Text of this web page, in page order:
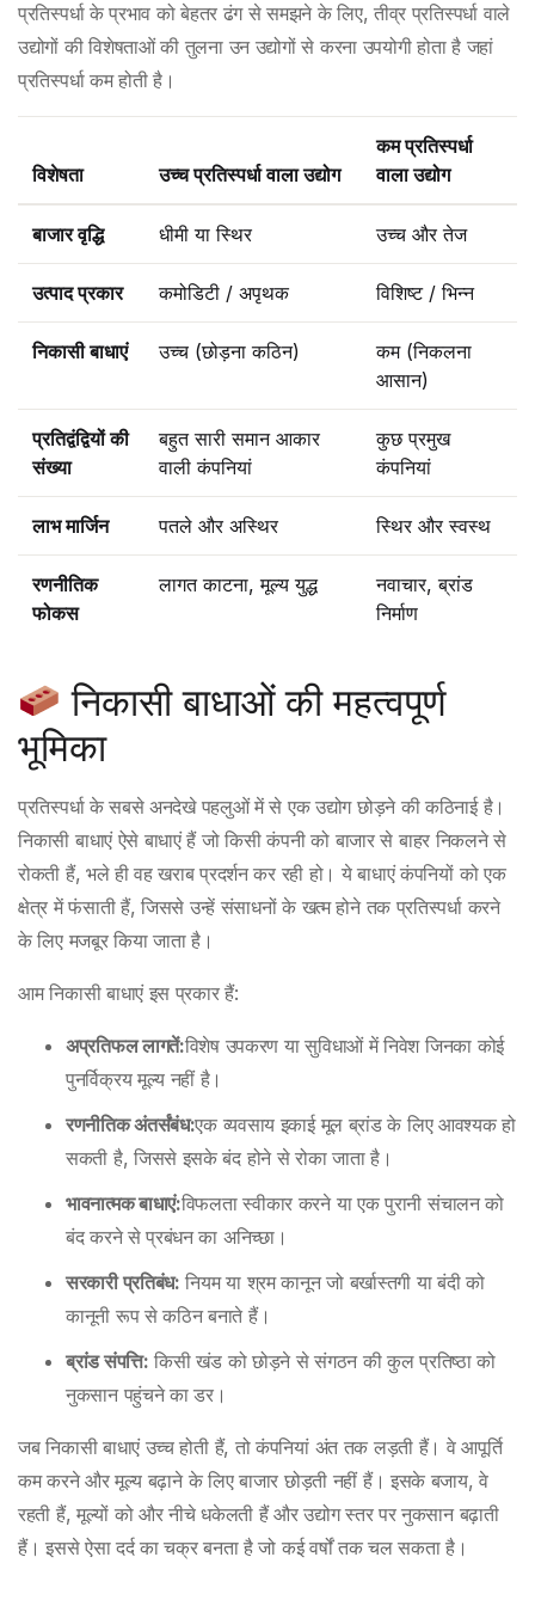
प्रतिस्पर्धा के प्रभाव को बेहतर ढंग से समझने के लिए, तीव्र प्रतिस्पर्धा वाले
उद्योगों की विशेषताओं की तुलना उन उद्योगों से करना उपयोगी होता है जहां
प्रतिस्पर्धा कम होती है।
विशेषता उच्च प्रतिस्पर्धा वाला उद्योग
कम प्रतिस्पर्धा
वाला उद्योग
बाजार वृद्धि धीमी या स्थिर उच्च और तेज
उत्पाद प्रकार कमोडिटी / अपृथक विशिष्ट / भिन्न
निकासी बाधाएं उच्च (छोड़ना कठिन)
कम (निकलना
आसान)
प्रतिद्वंद्वियों की
संख्या
बहुत सारी समान आकार
वाली कंपनियां
कुछ प्रमुख
कंपनियां
लाभ मार्जिन पतले और अस्थिर स्थिर और स्वस्थ
रणनीतिक
फोकस
लागत काटना, मूल्य युद्ध
नवाचार, ब्रांड
निर्माण
निकासी बाधाओं की महत्वपूर्ण
भूमिका
प्रतिस्पर्धा के सबसे अनदेखे पहलुओं में से एक उद्योग छोड़ने की कठिनाई है।
निकासी बाधाएं ऐसे बाधाएं हैं जो किसी कंपनी को बाजार से बाहर निकलने से
रोकती हैं, भले ही वह खराब प्रदर्शन कर रही हो। ये बाधाएं कंपनियों को एक
क्षेत्र में फंसाती हैं, जिससे उन्हें संसाधनों के खत्म होने तक प्रतिस्पर्धा करने
के लिए मजबूर किया जाता है।
आम निकासी बाधाएं इस प्रकार हैं:
अप्रतिफल लागतें:विशेष उपकरण या सुविधाओं में निवेश जिनका कोई
पुनर्विक्रय मूल्य नहीं है।
रणनीतिक अंतर्संबंध:एक व्यवसाय इकाई मूल ब्रांड के लिए आवश्यक हो
सकती है, जिससे इसके बंद होने से रोका जाता है।
भावनात्मक बाधाएं:विफलता स्वीकार करने या एक पुरानी संचालन को
बंद करने से प्रबंधन का अनिच्छा।
सरकारी प्रतिबंध: नियम या श्रम कानून जो बर्खास्तगी या बंदी को
कानूनी रूप से कठिन बनाते हैं।
ब्रांड संपत्ति: किसी खंड को छोड़ने से संगठन की कुल प्रतिष्ठा को
नुकसान पहुंचने का डर।
जब निकासी बाधाएं उच्च होती हैं, तो कंपनियां अंत तक लड़ती हैं। वे आपूर्ति
कम करने और मूल्य बढ़ाने के लिए बाजार छोड़ती नहीं हैं। इसके बजाय, वे
रहती हैं, मूल्यों को और नीचे धकेलती हैं और उद्योग स्तर पर नुकसान बढ़ाती
हैं। इससे ऐसा दर्द का चक्र बनता है जो कई वर्षों तक चल सकता है।